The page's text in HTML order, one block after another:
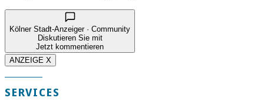
Kölner Stadt-Anzeiger · Community
Diskutieren Sie mit
Jetzt kommentieren
ANZEIGE X
SERVICES